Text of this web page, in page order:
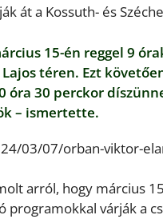
át a Kossuth- és
15-én reggel 9
téren. Ezt
óra 30 perckor
– ismertette.
03/07/orban-viktor-
arról, hogy március
programokkal várják a